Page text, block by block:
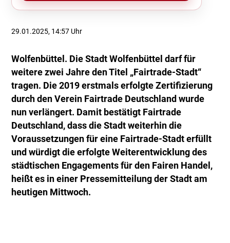
29.01.2025, 14:57 Uhr
Wolfenbüttel. Die Stadt Wolfenbüttel darf für
weitere zwei Jahre den Titel „Fairtrade-Stadt“
tragen. Die 2019 erstmals erfolgte Zertifizierung
durch den Verein Fairtrade Deutschland wurde
nun verlängert. Damit bestätigt Fairtrade
Deutschland, dass die Stadt weiterhin die
Voraussetzungen für eine Fairtrade-Stadt erfüllt
und würdigt die erfolgte Weiterentwicklung des
städtischen Engagements für den Fairen Handel,
heißt es in einer Pressemitteilung der Stadt am
heutigen Mittwoch.